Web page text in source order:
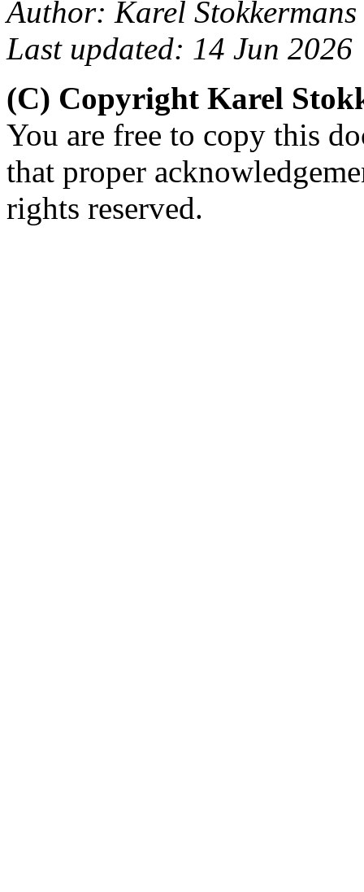
Author: Karel Stokkermans
Last updated: 14 Jun 2026
(C) Copyright Karel
You are free to copy this
that proper
rights reserved.